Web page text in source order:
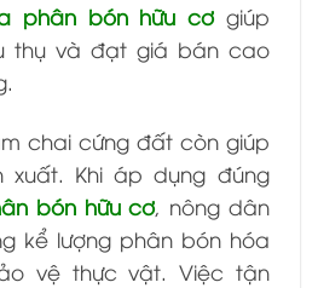
phân bón hữu cơgiúp
thụ và đạt giá bán cao
chai cứng đất còn giúp
xuất. Khi áp dụng đúng
bón hữu cơ, nông dân
kể lượng phân bón hóa
vệ thực vật. Việc tận